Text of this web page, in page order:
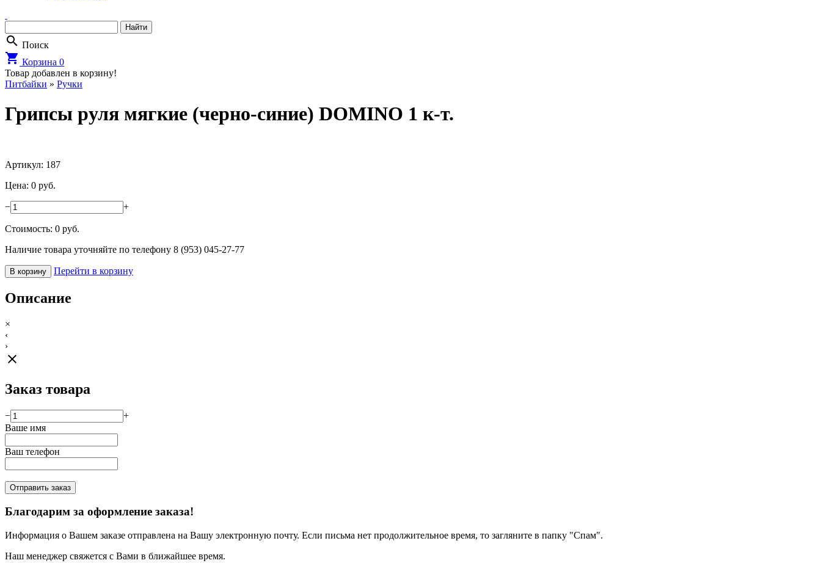
search Поиск
shopping_cart Корзина 0
Товар добавлен в корзину!
Питбайки » Ручки
Грипсы руля мягкие (черно-синие) DOMINO 1 к-т.
Артикул: 187
Цена: 0 руб.
− +
Стоимость: 0 руб.
Наличие товара уточняйте по телефону 8 (953) 045-27-77
В корзину Перейти в корзину
Описание
×
‹
›
close
Заказ товара
−
+
Ваше имя
Ваш телефон
Отправить заказ
Благодарим за оформление заказа!
Информация о Вашем заказе отправлена на Вашу электронную почту. Если письма нет продолжительное время, то загляните в папку "Спам".
Наш менеджер свяжется с Вами в ближайшее время.